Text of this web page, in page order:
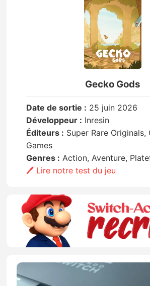
Gecko Gods
Date de sortie : 25 juin 2026
Développeur : Inresin
Éditeurs : Super Rare Originals,
Games
Genres : Action, Aventure,
🖊️ Lire notre test du jeu